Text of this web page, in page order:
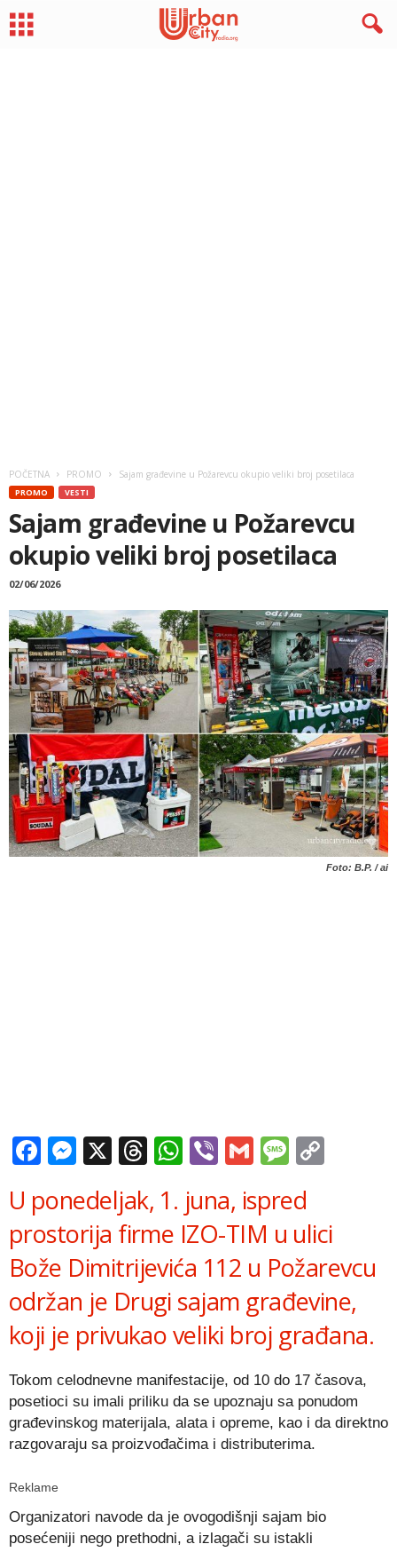
POČETNA PROMO Sajam građevine u Požarevcu okupio veliki broj posetilaca
PROMO VESTI
Sajam građevine u Požarevcu
okupio veliki broj posetilaca
02/06/2026
Foto: B.P. / ai
Facebook
Messenger
X Threads
WhatsApp
ViberGmail
U ponedeljak, 1. juna, ispred
prostorija firme IZO-TIM u ulici
Bože Dimitrijevića 112 u Požarevcu
održan je Drugi sajam građevine,
koji je privukao veliki broj građana.
Tokom celodnevne manifestacije, od 10 do 17 časova,
posetioci su imali priliku da se upoznaju sa ponudom
građevinskog materijala, alata i opreme, kao i da direktno
razgovaraju sa proizvođačima i distributerima.
Reklame
Organizatori navode da je ovogodišnji sajam bio
posećeniji nego prethodni, a izlagači su istakli